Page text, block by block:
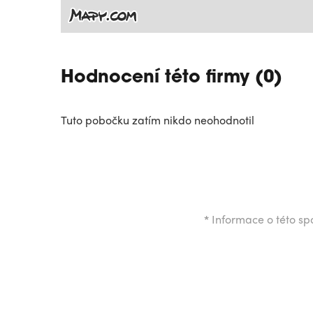
Hodnocení této firmy (0)
Tuto pobočku zatím nikdo neohodnotil
* Informace o této